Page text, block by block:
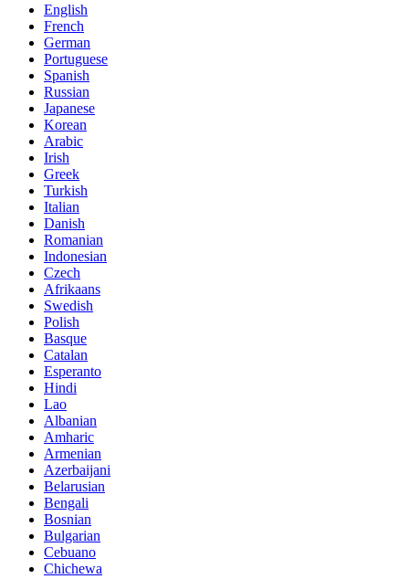
English
French
German
Portuguese
Spanish
Russian
Japanese
Korean
Arabic
Irish
Greek
Turkish
Italian
Danish
Romanian
Indonesian
Czech
Afrikaans
Swedish
Polish
Basque
Catalan
Esperanto
Hindi
Lao
Albanian
Amharic
Armenian
Azerbaijani
Belarusian
Bengali
Bosnian
Bulgarian
Cebuano
Chichewa